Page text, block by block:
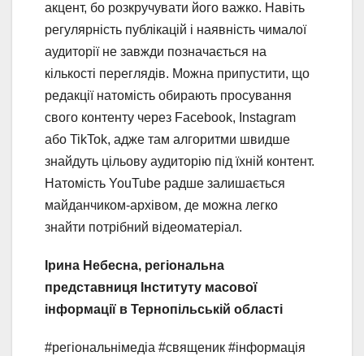
акцент, бо розкручувати його важко. Навіть
регулярність публікацій і наявність чималої
аудиторії не завжди позначається на
кількості переглядів. Можна припустити, що
редакції натомість обирають просування
свого контенту через Facebook, Instagram
або TikTok, адже там алгоритми швидше
знайдуть цільову аудиторію під їхній контент.
Натомість YouTube радше залишається
майданчиком-архівом, де можна легко
знайти потрібний відеоматеріал.
Ірина Небесна, регіональна
представниця Інституту масової
інформації в Тернопільській області
#регіональнімедіа #священик #інформація